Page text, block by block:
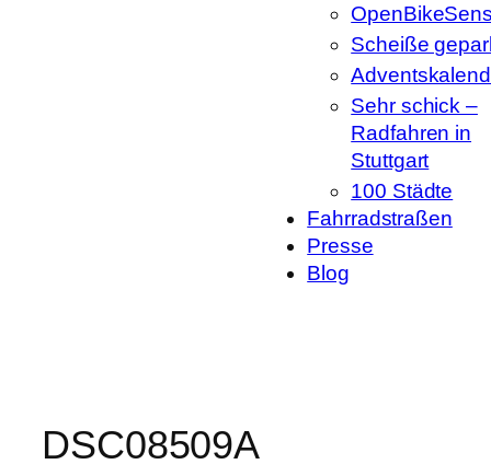
Scheiße
Sehr schick –
Radfahren in
Stuttgart
100 Städte
Fahrradstraßen
Presse
Blog
DSC08509A